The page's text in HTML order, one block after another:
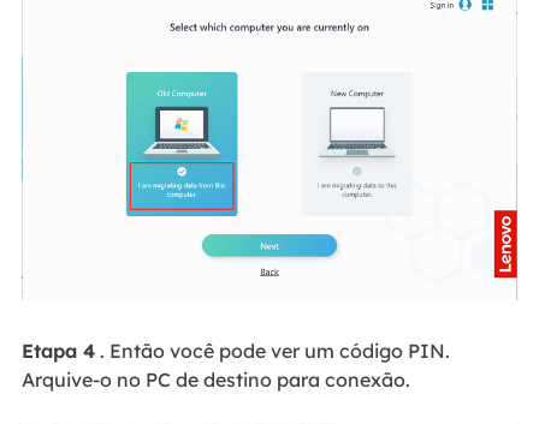
Etapa 4. Então você pode ver um código PIN.
Arquive-o no PC de destino para conexão.